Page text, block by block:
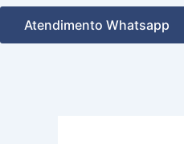
Atendimento Whatsapp